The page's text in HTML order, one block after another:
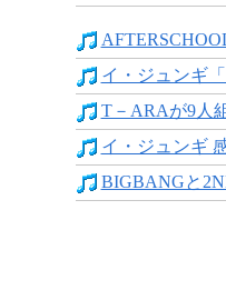
イ・ジュンギ
T－ARAが9人
イ・ジュンギ
BIGBANGと